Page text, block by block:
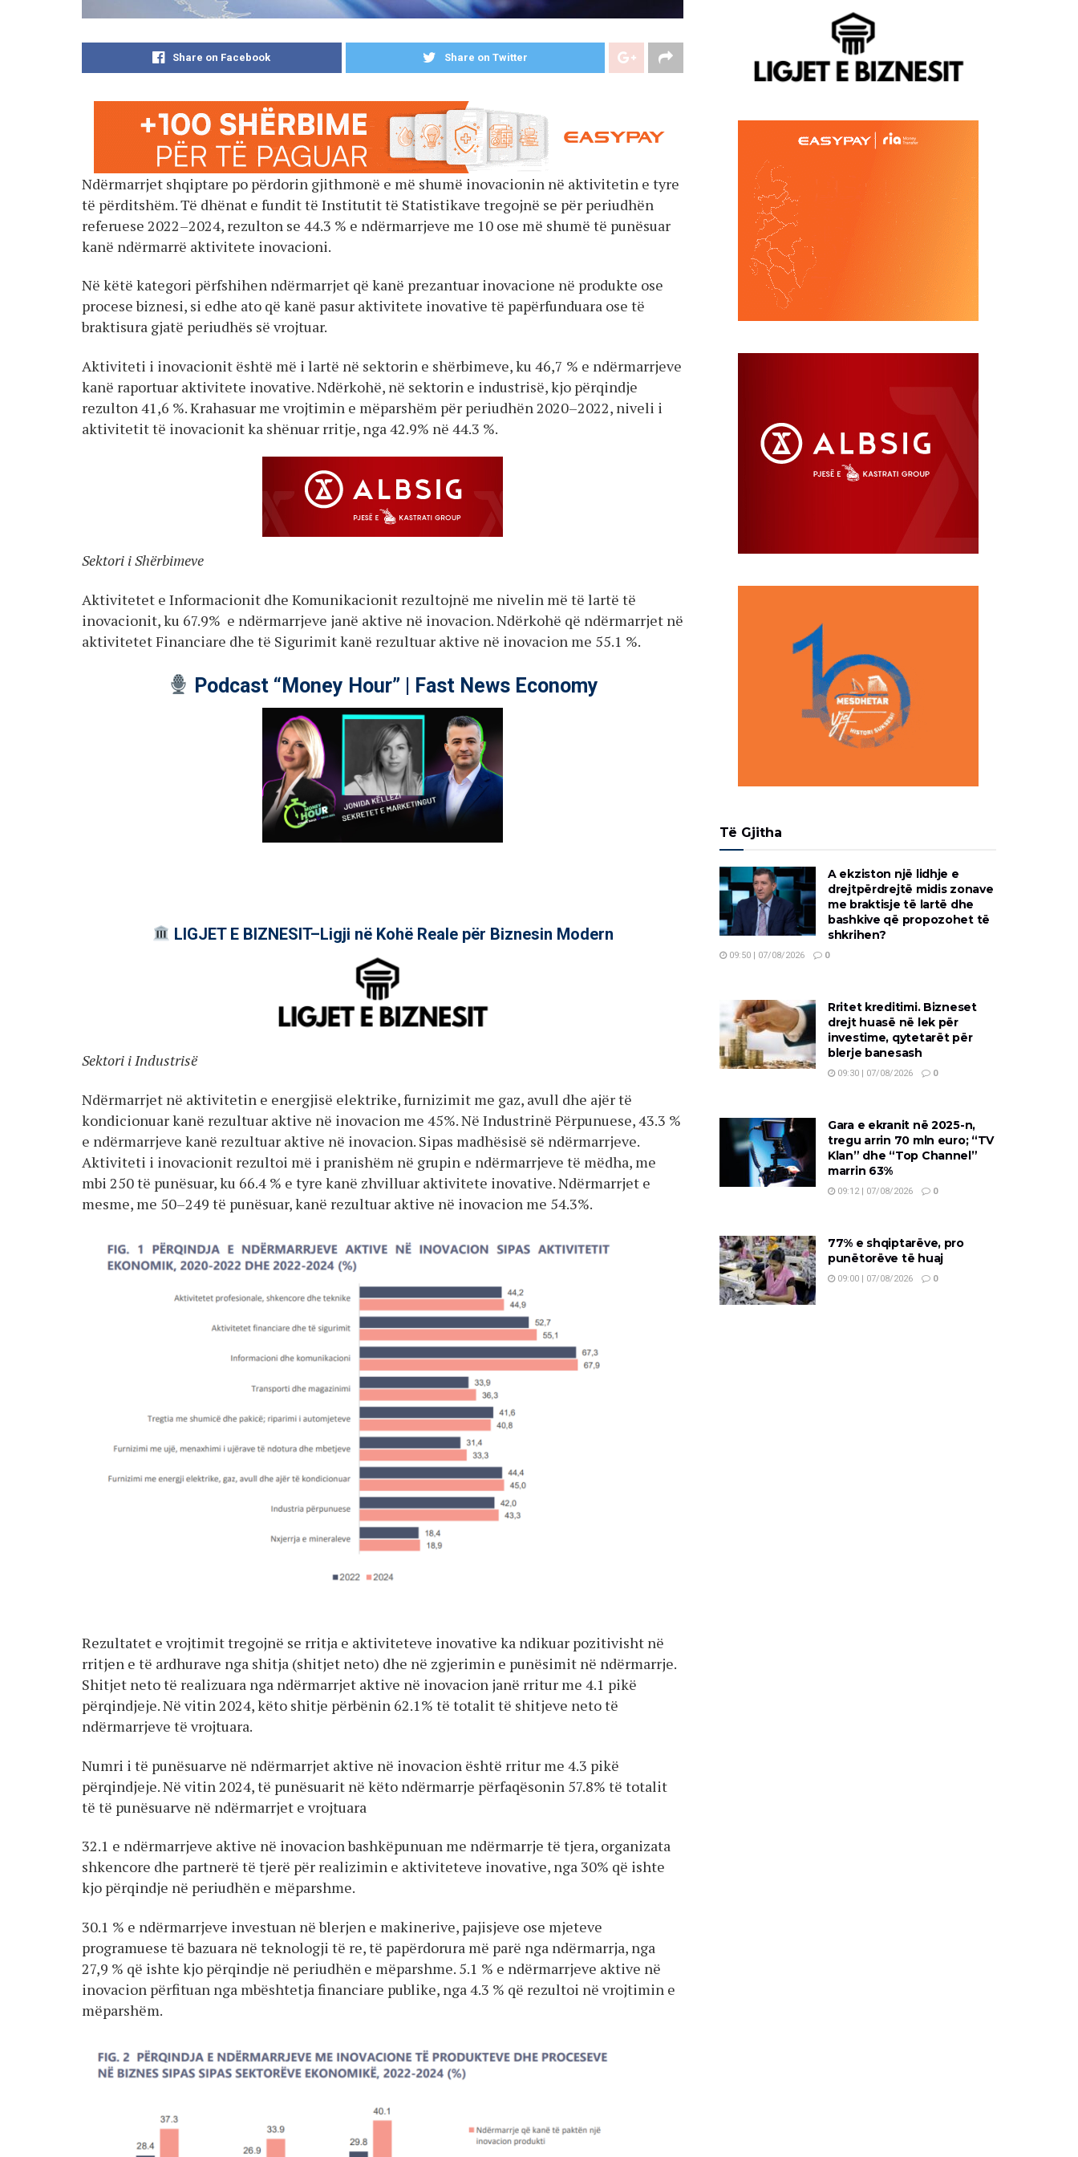
Share on Facebook Share on Twitter
Ndërmarrjet shqiptare po përdorin gjithmonë e më shumë inovacionin në aktivitetin e tyre
të përditshëm. Të dhënat e fundit të Institutit të Statistikave tregojnë se për periudhën
referuese 2022–2024, rezulton se 44.3 % e ndërmarrjeve me 10 ose më shumë të punësuar
kanë ndërmarrë aktivitete inovacioni.
Në këtë kategori përfshihen ndërmarrjet që kanë prezantuar inovacione në produkte ose
procese biznesi, si edhe ato që kanë pasur aktivitete inovative të papërfunduara ose të
braktisura gjatë periudhës së vrojtuar.
Aktiviteti i inovacionit është më i lartë në sektorin e shërbimeve, ku 46,7 % e ndërmarrjeve
kanë raportuar aktivitete inovative. Ndërkohë, në sektorin e industrisë, kjo përqindje
rezulton 41,6 %. Krahasuar me vrojtimin e mëparshëm për periudhën 2020–2022, niveli i
aktivitetit të inovacionit ka shënuar rritje, nga 42.9% në 44.3 %.
Sektori i Shërbimeve
Aktivitetet e Informacionit dhe Komunikacionit rezultojnë me nivelin më të lartë të
inovacionit, ku 67.9% e ndërmarrjeve janë aktive në inovacion. Ndërkohë që ndërmarrjet në
aktivitetet Financiare dhe të Sigurimit kanë rezultuar aktive në inovacion me 55.1 %.
Podcast “Money Hour” | Fast News Economy
LIGJET E BIZNESIT–Ligji në Kohë Reale për Biznesin Modern
Sektori i Industrisë
Ndërmarrjet në aktivitetin e energjisë elektrike, furnizimit me gaz, avull dhe ajër të
kondicionuar kanë rezultuar aktive në inovacion me 45%. Në Industrinë Përpunuese, 43.3 %
e ndërmarrjeve kanë rezultuar aktive në inovacion. Sipas madhësisë së ndërmarrjeve.
Aktiviteti i inovacionit rezultoi më i pranishëm në grupin e ndërmarrjeve të mëdha, me
mbi 250 të punësuar, ku 66.4 % e tyre kanë zhvilluar aktivitete inovative. Ndërmarrjet e
mesme, me 50–249 të punësuar, kanë rezultuar aktive në inovacion me 54.3%.
Rezultatet e vrojtimit tregojnë se rritja e aktiviteteve inovative ka ndikuar pozitivisht në
rritjen e të ardhurave nga shitja (shitjet neto) dhe në zgjerimin e punësimit në ndërmarrje.
Shitjet neto të realizuara nga ndërmarrjet aktive në inovacion janë rritur me 4.1 pikë
përqindjeje. Në vitin 2024, këto shitje përbënin 62.1% të totalit të shitjeve neto të
ndërmarrjeve të vrojtuara.
Numri i të punësuarve në ndërmarrjet aktive në inovacion është rritur me 4.3 pikë
përqindjeje. Në vitin 2024, të punësuarit në këto ndërmarrje përfaqësonin 57.8% të totalit
të të punësuarve në ndërmarrjet e vrojtuara
32.1 e ndërmarrjeve aktive në inovacion bashkëpunuan me ndërmarrje të tjera, organizata
shkencore dhe partnerë të tjerë për realizimin e aktiviteteve inovative, nga 30% që ishte
kjo përqindje në periudhën e mëparshme.
30.1 % e ndërmarrjeve investuan në blerjen e makinerive, pajisjeve ose mjeteve
programuese të bazuara në teknologji të re, të papërdorura më parë nga ndërmarrja, nga
27,9 % që ishte kjo përqindje në periudhën e mëparshme. 5.1 % e ndërmarrjeve aktive në
inovacion përfituan nga mbështetja financiare publike, nga 4.3 % që rezultoi në vrojtimin e
mëparshëm.
Të Gjitha
A ekziston një lidhje e
drejtpërdrejtë midis zonave
me braktisje të lartë dhe
bashkive që propozohet të
shkrihen?
09:50 | 07/08/2026 0
Rritet kreditimi. Bizneset
drejt huasë në lek për
investime, qytetarët për
blerje banesash
09:30 | 07/08/2026 0
Gara e ekranit në 2025-n,
tregu arrin 70 mln euro; “TV
Klan” dhe “Top Channel”
marrin 63%
09:12 | 07/08/2026 0
77% e shqiptarëve, pro
punëtorëve të huaj
09:00 | 07/08/2026 0